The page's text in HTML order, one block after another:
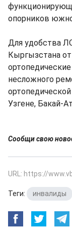
опорников
Для удобства
Кыргызстана
несложного
Узгене, Бакай-
Сообщи свою
URL: https://
Теги: инвалиды